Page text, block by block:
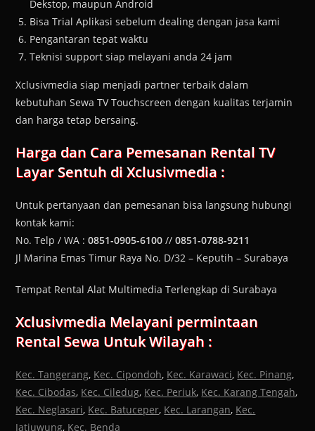
Dekstop, maupun Android
Bisa Trial Aplikasi sebelum dealing dengan jasa kami
Pengantaran tepat waktu
Teknisi support siap melayani anda 24 jam
Xclusivmedia siap menjadi partner terbaik dalam
kebutuhan Sewa TV Touchscreen dengan kualitas terjamin
dan harga tetap bersaing.
Harga dan Cara Pemesanan Rental TV
Layar Sentuh di Xclusivmedia :
Untuk pertanyaan dan pemesanan bisa langsung hubungi
kontak kami:
No. Telp / WA :0851-0905-6100 //0851-0788-9211
Jl Marina Emas Timur Raya No. D/32 – Keputih – Surabaya
Tempat Rental Alat Multimedia Terlengkap di Surabaya
Xclusivmedia Melayani permintaan
Rental Sewa Untuk Wilayah :
Kec. Tangerang, Kec. Cipondoh, Kec. Karawaci, Kec. Pinang,
Kec. Cibodas, Kec. Ciledug, Kec. Periuk, Kec. Karang Tengah,
Kec. Neglasari, Kec. Batuceper, Kec. Larangan, Kec.
Jatiuwung, Kec. Benda